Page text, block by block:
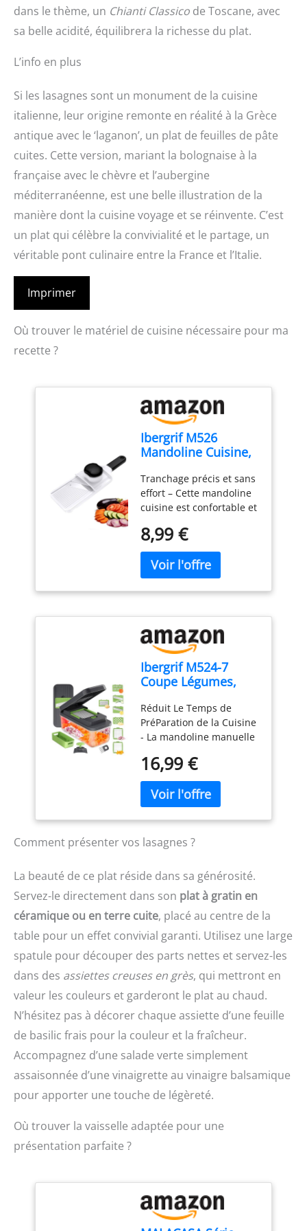
dans le thème, un Chianti Classico de Toscane, avec
sa belle acidité, équilibrera la richesse du plat.
L’info en plus
Si les lasagnes sont un monument de la cuisine
italienne, leur origine remonte en réalité à la Grèce
antique avec le ‘laganon’, un plat de feuilles de pâte
cuites. Cette version, mariant la bolognaise à la
française avec le chèvre et l’aubergine
méditerranéenne, est une belle illustration de la
manière dont la cuisine voyage et se réinvente. C’est
un plat qui célèbre la convivialité et le partage, un
véritable pont culinaire entre la France et l’Italie.
Imprimer
Où trouver le matériel de cuisine nécessaire pour ma
recette ?
Ibergrif M526
Mandoline Cuisine,
Réglable 1–4 mm
Tranchage précis et sans
effort – Cette mandoline
cuisine est confortable et
permet d’obtenir des
tranches fines, nettes et
régulières avec un
minimum d’effort. Que
vous soyez débutant ou
à prendre en main
Épaisseur réglable 1–4
mm – Cette mandoline
multifonctions dispose
d’épaisseur pour
répondre à différents
besoins. Choisissez des
moyennes (2 mm) ou
épaisses (4 mm) selon les
ingrédients et les
recettes. Afin de
s’adapter à différents
ingrédients et types de
préparation plus efficace
et flexible Préparation
rapide et efficace –
Tranchez directement
sur une planche à
découper ou une
assiette, ou placez la
mandoline au-dessus
d'un bol.. Fruits et
légumes sont coupés en
quelques secondes :
courgettes, tomates et
bien plus encore.
Réduisez le temps de
préparation et facilitez la
cuisine au quotidien
nettoyage facile – Son
utilisation simple, tout en
facilitant le nettoyage et
l’entretien au quotidien.
8,99 €
Ibergrif M524-7
Coupe Légumes,
Multifonction
Réduit Le Temps de
PréParation de la Cuisine
- La mandoline manuelle
de 1300 ml, les
accessoires comprennent
1 récipient (adapté aux
micro-ondes), 1 couvercle
fraîcheur (adapté aux
micro-ondes, fermoir de
verrouillage inclus), 1
de sécurité, 1 panier
d'égouttage (avec fente
pour les lames), 1
couvercle presseur, 7
lames tranchantes en
acier inoxydable, 1
brosse de nettoyage
Matériau de Qualité
Alimentaire - Le coupe
oignon manuel est
fabriqué en PP de qualité
alimentaire et 420J2, sans
BPA, ce qui permet de
conserver des
ingrédients sains,
nutritifs et sûrs. Avec ce
mandoline, vous pouvez
famille. Utilisation
Multifonctionnelle - Le
coupe légumes peut
trancher, découper,
16,99 €
Comment présenter vos lasagnes ?
La beauté de ce plat réside dans sa générosité.
Servez-le directement dans son plat à gratin en
céramique ou en terre cuite, placé au centre de la
table pour un effet convivial garanti. Utilisez une large
spatule pour découper des parts nettes et servez-les
dans des assiettes creuses en grès, qui mettront en
valeur les couleurs et garderont le plat au chaud.
N’hésitez pas à décorer chaque assiette d’une feuille
de basilic frais pour la couleur et la fraîcheur.
Accompagnez d’une salade verte simplement
assaisonnée d’une vinaigrette au vinaigre balsamique
pour apporter une touche de légèreté.
Où trouver la vaisselle adaptée pour une
présentation parfaite ?